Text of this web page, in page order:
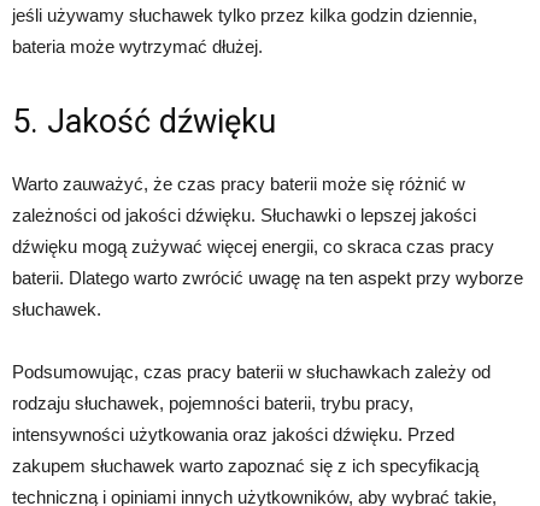
jeśli używamy słuchawek tylko przez kilka godzin dziennie,
bateria może wytrzymać dłużej.
5. Jakość dźwięku
Warto zauważyć, że czas pracy baterii może się różnić w
zależności od jakości dźwięku. Słuchawki o lepszej jakości
dźwięku mogą zużywać więcej energii, co skraca czas pracy
baterii. Dlatego warto zwrócić uwagę na ten aspekt przy wyborze
słuchawek.
Podsumowując, czas pracy baterii w słuchawkach zależy od
rodzaju słuchawek, pojemności baterii, trybu pracy,
intensywności użytkowania oraz jakości dźwięku. Przed
zakupem słuchawek warto zapoznać się z ich specyfikacją
techniczną i opiniami innych użytkowników, aby wybrać takie,